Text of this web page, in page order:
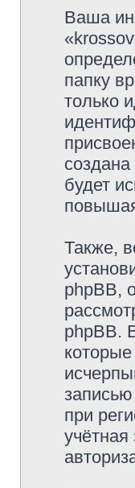
Ваша
папку
только
будет
Также,
phpBB,
phpBB.
при